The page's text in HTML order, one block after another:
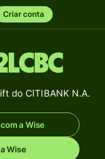
Criar conta
do CITIBANK N.A.
a Wise
Wise